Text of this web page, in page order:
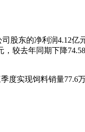
东的净利润4.12亿
较去年同期下降
度实现饲料销量